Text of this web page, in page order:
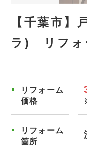
【千葉市
ラ) リフォ
リフォーム
価格
リフォーム
箇所